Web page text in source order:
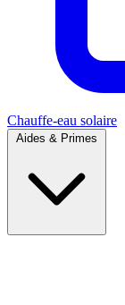
Chauffe-eau solaire